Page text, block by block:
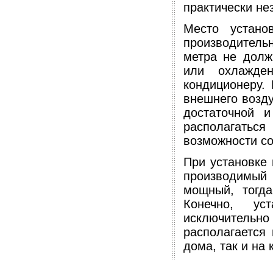
практически
Место
метра не
или
внешнего
достаточной
возможности
При установке
мощный,
Конечно,
дома, так и на